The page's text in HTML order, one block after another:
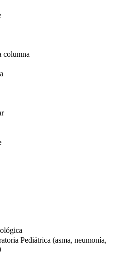
columna
Pediátrica (asma, neumonía,